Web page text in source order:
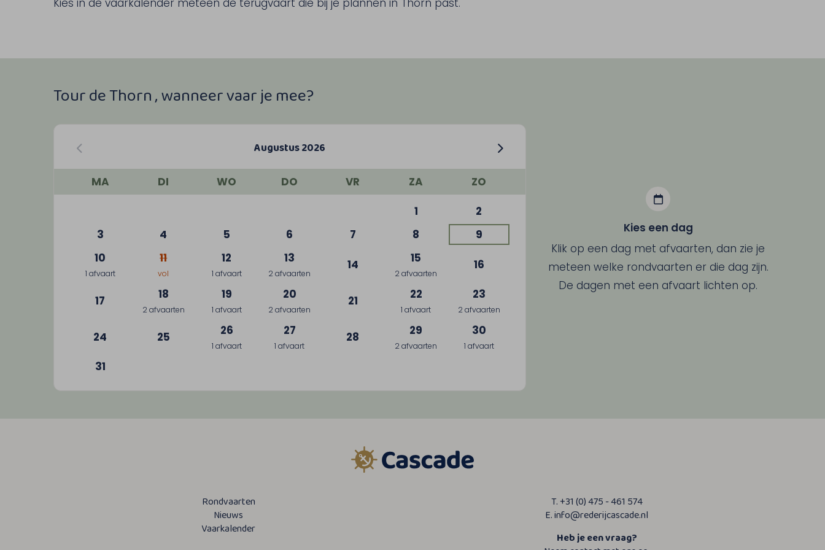
Kies in de vaarkalender meteen de terugvaart die bij je plannen in Thorn past.
Tour de Thorn , wanneer vaar je mee?
Augustus 2026
MA DI WO DO VR ZA
ZO
1
2
3
4 5 6 7 8
9
10
1 afvaart
11
vol
12
1 afvaart
13
2 afvaarten
14 15
2 afvaarten
16
17 18
2 afvaarten
19
1 afvaart
20
2 afvaarten
21 22
1 afvaart
23
2 afvaarten
24 25 26
1 afvaart
27
1 afvaart
28 29
2 afvaarten
30
1 afvaart
31
Kies een dag
Klik op een dag met afvaarten, dan zie je
meteen welke rondvaarten er die dag zijn.
De dagen met een afvaart lichten op.
Rondvaarten
Nieuws
Vaarkalender
T. +31 (0) 475 - 461 574
E. info@rederijcascade.nl
Heb je een vraag?